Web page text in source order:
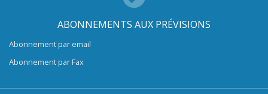
ABONNEMENTS AUX PRÉVISIONS
Abonnement par email
Abonnement par Fax